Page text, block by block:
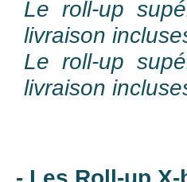
Le roll-up
livraison
Le roll-up
livraison